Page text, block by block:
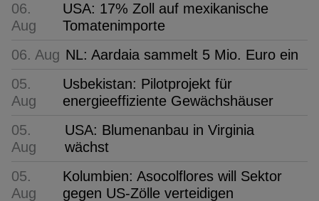
06.
Aug
USA: 17% Zoll auf mexikanische
Tomatenimporte
06. Aug NL: Aardaia sammelt 5 Mio. Euro ein
05.
Aug
Usbekistan: Pilotprojekt für
energieeffiziente Gewächshäuser
05.
Aug
USA: Blumenanbau in Virginia
wächst
05.
Aug
Kolumbien: Asocolflores will Sektor
gegen US-Zölle verteidigen